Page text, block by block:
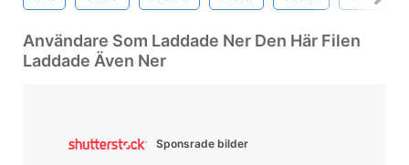
Användare Som Laddade Ner Den Här Filen
Laddade Även Ner
Sponsrade bilder